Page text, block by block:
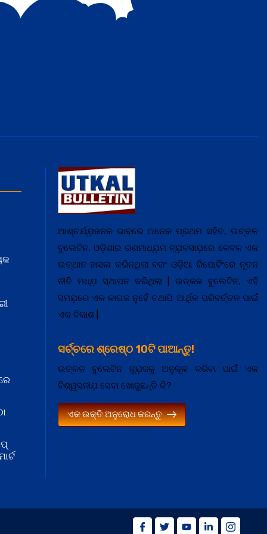
ଆଶ୍ଚର୍ଯ୍ଯ଼ଜନକ ଭାବରେ ଅନେକ ପ୍ରଥମ ସହିତ, ଉତ୍କଳ
ବୁଲେଟିନ, ଓଡ଼ିଶାର ଗଣମାଧ୍ଯ଼ମ ବ୍ଯ଼ବସାଯ଼ରେ କେବଳ ଏକ
ଉତ୍ଥାନ ହାସଲ କରିନଥିଲା ବରଂ ଓଡ଼ିଆ ରିପୋର୍ଟିଂରେ ନୂତନ
ନୀତି ମଧ୍ଯ଼ ସ୍ଥାପନ କରିଥିଲା | ଉତ୍କଳ ବୁଲେଟିନ, ଏହି
ସମଯ଼ରେ ଏକ କାଗଜ ନୁହେଁ ତଥାପି ଆର୍ଥିକ ପରିବର୍ତ୍ତନ ପାଇଁ
ଏକ ବିକାଶ |
ସର୍ଚ୍ଚରେ ଶ୍ରେଷ୍ଠ 10ଟି ପାଆନ୍ତୁ!
ଉତ୍କଳ ବୁଲେଟିନ ନ୍ଯ଼ୁଜକୁ ଅନୁକୂଳ କରିବା ପାଇଁ ଏକ
ବିଶ୍ୱସନୀଯ଼ ସେବା ଖୋଜୁଛନ୍ତି କି?
ଏକ ଉକ୍ତି ଅନୁରୋଧ କରନ୍ତୁ